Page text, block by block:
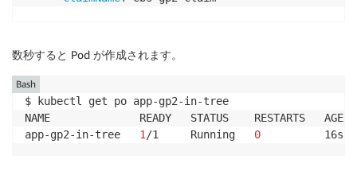
pod/app
gp2 in
数秒すると Pod が作成されます。
$ kubectl get po app-gp2-in-tree
NAME              READY   STATUS    RESTARTS   AGE
app-gp2-in-tree 1 /1     Running 0
Bash